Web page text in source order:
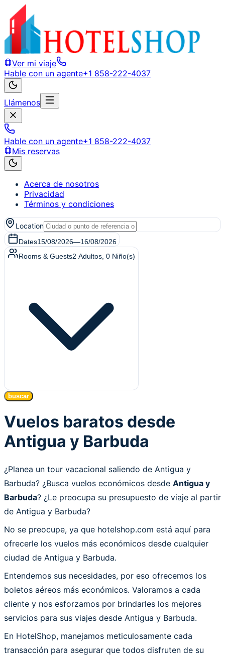
Ver mi viaje
Hable con un agente+1 858-222-4037
Llámenos
Hable con un agente+1 858-222-4037
Mis reservas
Acerca de nosotros
Privacidad
Términos y condiciones
Location
Dates15/08/2026—16/08/2026
Rooms & Guests2 Adultos 0 Niño(s)
buscar
Vuelos baratos desde
Antigua y Barbuda
¿Planea un tour vacacional saliendo de Antigua y
Barbuda? ¿Busca vuelos económicos desde Antigua y
Barbuda? ¿Le preocupa su presupuesto de viaje al partir
de Antigua y Barbuda?
No se preocupe, ya que hotelshop.com está aquí para
ofrecerle los vuelos más económicos desde cualquier
ciudad de Antigua y Barbuda.
Entendemos sus necesidades, por eso ofrecemos los
boletos aéreos más económicos. Valoramos a cada
cliente y nos esforzamos por brindarles los mejores
servicios para sus viajes desde Antigua y Barbuda.
En HotelShop, manejamos meticulosamente cada
transacción para asegurar que todos disfruten de su